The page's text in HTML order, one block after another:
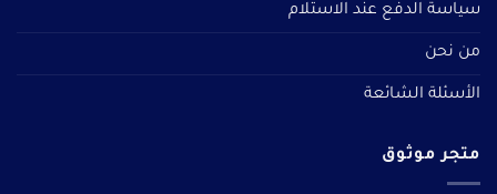
سياسة الدفع عند الاستلام
من نحن
الأسئلة الشائعة
متجر موثوق